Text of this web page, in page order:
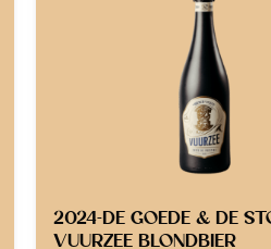
2024-DE GOEDE & DE
VUURZEE BLONDBIER